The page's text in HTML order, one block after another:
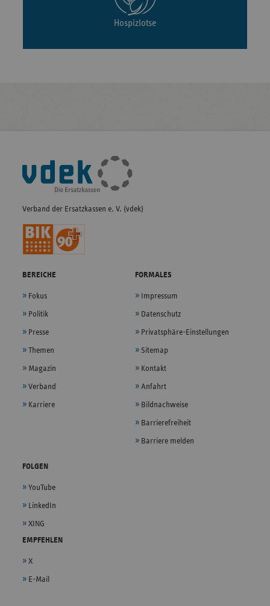
Hospizlotse
Fußleisten-
Navigation
Verband der Ersatzkassen e. V. (vdek)
BEREICHE
Fokus
Politik
Presse
Themen
Magazin
Verband
Karriere
FORMALES
Impressum
Datenschutz
Privatsphäre-Einstellungen
Sitemap
Kontakt
Anfahrt
Bildnachweise
Barrierefreiheit
Barriere melden
FOLGEN
YouTube
LinkedIn
XING
EMPFEHLEN
X
E-Mail